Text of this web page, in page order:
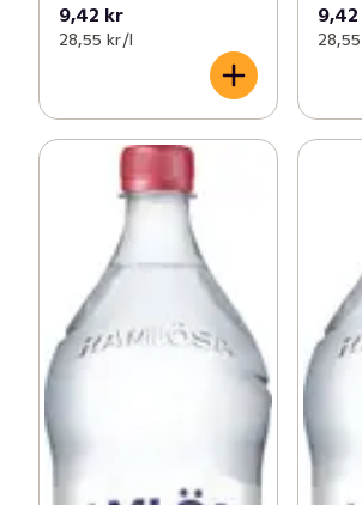
9,42 kr
28,55 kr /l